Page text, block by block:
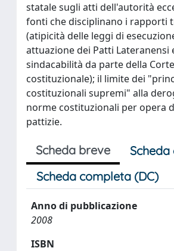
statale sugli atti dell'autorità
fonti che disciplinano i rapporti
(atipicità delle leggi di
attuazione dei Patti Lateranensi
sindacabilità da parte della Corte
costituzionale); il limite dei
costituzionali supremi" alla
norme costituzionali per opera
pattizie.
Scheda breve
Scheda completa (DC)
Anno di pubblicazione
2008
ISBN